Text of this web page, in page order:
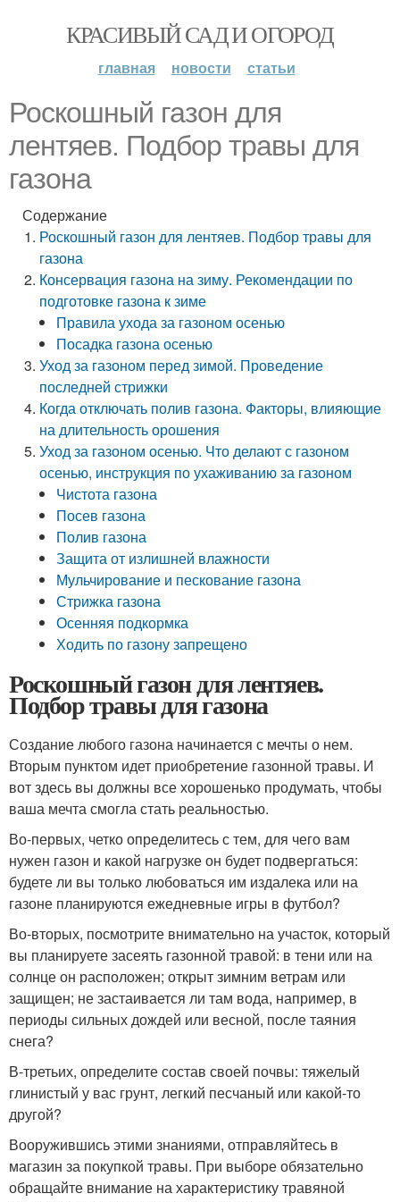
КРАСИВЫЙ САД И ОГОРОД
главная новости статьи
Роскошный газон для
лентяев. Подбор травы для
газона
Содержание
Роскошный газон для лентяев. Подбор травы для
газона
Консервация газона на зиму. Рекомендации по
подготовке газона к зиме
Правила ухода за газоном осенью
Посадка газона осенью
Уход за газоном перед зимой. Проведение
последней стрижки
Когда отключать полив газона. Факторы, влияющие
на длительность орошения
Уход за газоном осенью. Что делают с газоном
осенью, инструкция по ухаживанию за газоном
Чистота газона
Посев газона
Полив газона
Защита от излишней влажности
Мульчирование и пескование газона
Стрижка газона
Осенняя подкормка
Ходить по газону запрещено
Роскошный газон для лентяев.
Подбор травы для газона
Создание любого газона начинается с мечты о нем.
Вторым пунктом идет приобретение газонной травы. И
вот здесь вы должны все хорошенько продумать, чтобы
ваша мечта смогла стать реальностью.
Во-первых, четко определитесь с тем, для чего вам
нужен газон и какой нагрузке он будет подвергаться:
будете ли вы только любоваться им издалека или на
газоне планируются ежедневные игры в футбол?
Во-вторых, посмотрите внимательно на участок, который
вы планируете засеять газонной травой: в тени или на
солнце он расположен; открыт зимним ветрам или
защищен; не застаивается ли там вода, например, в
периоды сильных дождей или весной, после таяния
снега?
В-третьих, определите состав своей почвы: тяжелый
глинистый у вас грунт, легкий песчаный или какой-то
другой?
Вооружившись этими знаниями, отправляйтесь в
магазин за покупкой травы. При выборе обязательно
обращайте внимание на характеристику травяной